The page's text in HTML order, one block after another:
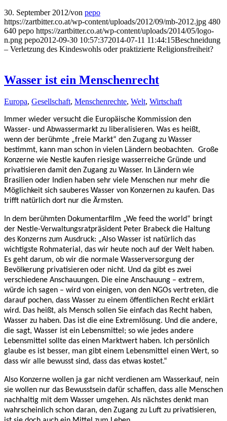
30. September 2012/von pepo
https://zartbitter.co.at/wp-content/uploads/2012/09/mb-2012.jpg 480
640 pepo https://zartbitter.co.at/wp-content/uploads/2014/05/logo-
n.png pepo2012-09-30 10:57:372014-07-11 11:44:15Beschneidung
– Verletzung des Kindeswohls oder praktizierte Religionsfreiheit?
Wasser ist ein Menschenrecht
Europa, Gesellschaft, Menschenrechte, Welt, Wirtschaft
Immer wieder versucht die Europäische Kommission den
Wasser- und Abwassermarkt zu liberalisieren. Was es heißt,
wenn der berühmte „freie Markt“ den Zugang zu Wasser
bestimmt, kann man schon in vielen Ländern beobachten. Große
Konzerne wie Nestle kaufen riesige wasserreiche Gründe und
privatisieren damit den Zugang zu Wasser. In Ländern wie
Brasilien oder Indien haben sehr viele Menschen nur mehr die
Möglichkeit sich sauberes Wasser von Konzernen zu kaufen. Das
trifft natürlich dort nur die Ärmsten.
In dem berühmten Dokumentarfilm „We feed the world“ bringt
der Nestle-Verwaltungsratpräsident Peter Brabeck die Haltung
des Konzerns zum Ausdruck: „Also Wasser ist natürlich das
wichtigste Rohmaterial, das wir heute noch auf der Welt haben.
Es geht darum, ob wir die normale Wasserversorgung der
Bevölkerung privatisieren oder nicht. Und da gibt es zwei
verschiedene Anschauungen. Die eine Anschauung – extrem,
würde ich sagen – wird von einigen, von den NGOs vertreten, die
darauf pochen, dass Wasser zu einem öffentlichen Recht erklärt
wird. Das heißt, als Mensch sollen Sie einfach das Recht haben,
Wasser zu haben. Das ist die eine Extremlösung. Und die andere,
die sagt, Wasser ist ein Lebensmittel; so wie jedes andere
Lebensmittel sollte das einen Marktwert haben. Ich persönlich
glaube es ist besser, man gibt einem Lebensmittel einen Wert, so
dass wir alle bewusst sind, dass das etwas kostet.“
Also Konzerne wollen ja gar nicht verdienen am Wasserkauf, nein
sie wollen nur das Bewusstsein dafür schaffen, dass alle Menschen
nachhaltig mit dem Wasser umgehen. Als nächstes denkt man
wahrscheinlich schon daran, den Zugang zu Luft zu privatisieren,